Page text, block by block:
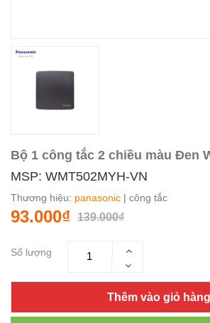
Bộ 1 công tắc 2 chiều màu Đen
MSP: WMT502MYH-VN
Thương hiệu: panasonic | công tắc
93.000₫ 139.000₫
Số lượng
Thêm vào giỏ hàng